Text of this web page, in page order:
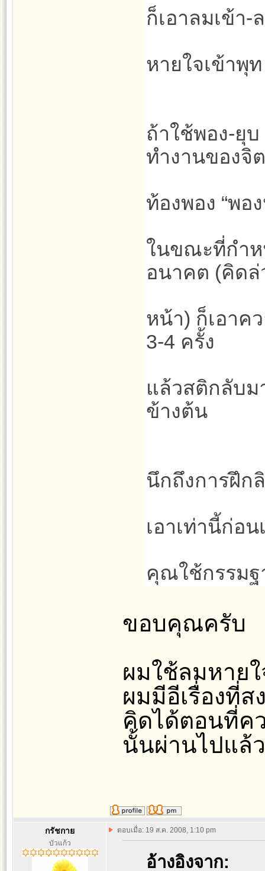
ก็เอาลมเข้า
หายใจเข้าพุ
ถ้าใช้พอง-ยุ
ทำงานของจิต
ท้องพอง “พอ
ในขณะที่กำห
อนาคต (คิดล่
หน้า) ก็เอาค
3-4 ครั้ง
แล้วสติกลับม
ข้างต้น
นึกถึงการฝึก
เอาเท่านี้ก่อน
คุณใช้กรรมฐ
ขอบคุณครับ
ผมใช้ลมหาย
ผมมีอีเรื่องที่
คิดได้ตอนที่ค
นั้นผ่านไปแล้
กรัชกาย
บัวแก้ว
ตอบเมื่อ: 19 ส.ค. 2008, 1:10 pm
อ้างอิงจาก: